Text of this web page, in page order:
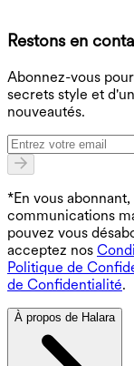
Restons en
Abonnez-vous
secrets style et
nouveautés.
*En vous
communications
pouvez vous
acceptez nos
Politique de
de Confidentialité.
À propos de Halara